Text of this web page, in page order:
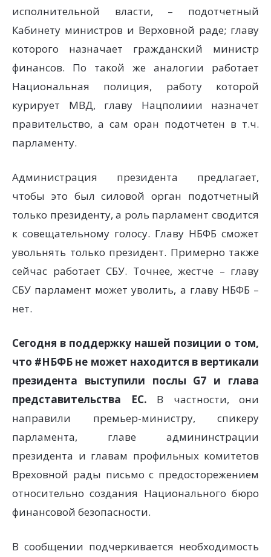
исполнительной власти, – подотчетный
Кабинету министров и Верховной раде; главу
которого назначает гражданский министр
финансов. По такой же аналогии работает
Национальная полиция, работу которой
курирует МВД, главу Нацполиии назначет
правительство, а сам оран подотчетен в т.ч.
парламенту.
Администрация президента предлагает,
чтобы это был силовой орган подотчетный
только президенту, а роль парламент сводится
к совещательному голосу. Главу НБФБ сможет
увольнять только президент. Примерно также
сейчас работает СБУ. Точнее, жестче – главу
СБУ парламент может уволить, а главу НБФБ –
нет.
Сегодня в поддержку нашей позиции о том,
что #НБФБ не может находится в вертикали
президента выступили послы G7 и глава
представительства ЕС. В частности, они
направили премьер-министру, спикеру
парламента, главе админинстрации
президента и главам профильных комитетов
Вреховной рады письмо с предосторежением
относительно создания Национального бюро
финансовой безопасности.
В сообщении подчеркивается необходимость